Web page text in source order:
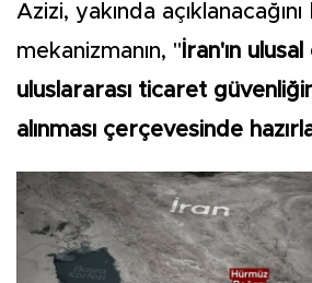
Azizi, yakında
mekanizmanın, " İran'ın
uluslararası ticaret
alınması çerçevesinde